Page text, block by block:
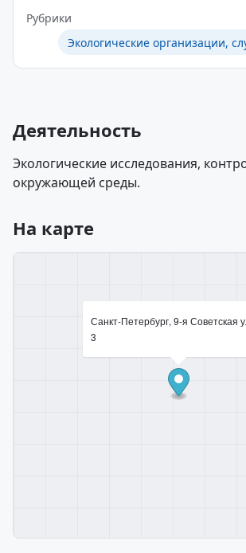
Рубрики
Экологические организации,
Деятельность
Экологические исследования,
окружающей среды.
На карте
Санкт-Петербург, 9-я Советская
3